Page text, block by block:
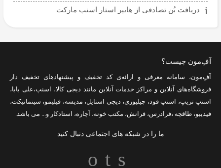
دریافت بُن تصادفی از هایپر استار اسنپ مارکت
آفِ‌مون چیست؟
آفِ‌مون، سامانه معرفی و ارائه‌یکد تخفیف و پیشنهادهای تخفیف دار
فروشگاه‌های آنلاین و مراکز خدمات آنلاین مانند دیجی کالا، اسنپ،علی بابا،
اسنپ تریپ، اسنپ فود، چیلیوری، دیجی استایل، مدیسه، فیلیمو، سینماتیکت،
فیدیبو، طاقچه ،فرادرس، فرانش، مکتب خونه، آچاره، استادکار و... می باشد.
ما را در شبکه های اجتماعی دنبال کنید